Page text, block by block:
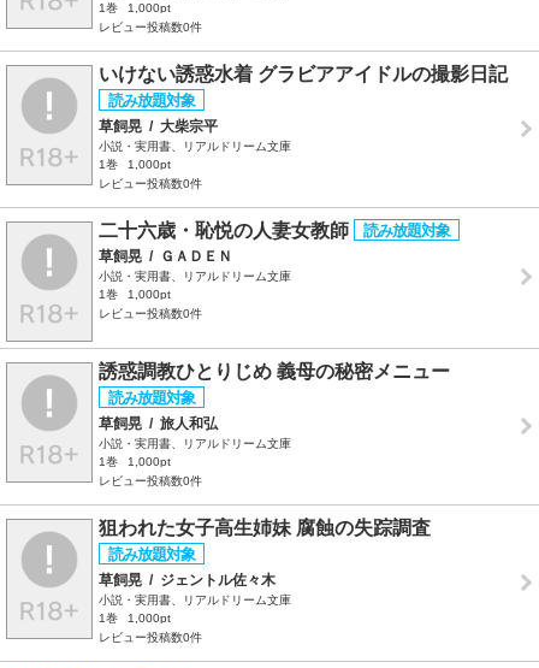
1巻
1,000pt
レビュー投稿数0件
いけない誘惑水着 グラビアアイドルの撮影日記
草飼晃 / 大柴宗平
小説・実用書、リアルドリーム文庫
1巻
1,000pt
レビュー投稿数0件
二十六歳・恥悦の人妻女教師
草飼晃 / ＧＡＤＥＮ
小説・実用書、リアルドリーム文庫
1巻
1,000pt
レビュー投稿数0件
誘惑調教ひとりじめ 義母の秘密メニュー
草飼晃 / 旅人和弘
小説・実用書、リアルドリーム文庫
1巻
1,000pt
レビュー投稿数0件
狙われた女子高生姉妹 腐蝕の失踪調査
草飼晃 / ジェントル佐々木
小説・実用書、リアルドリーム文庫
1巻
1,000pt
レビュー投稿数0件